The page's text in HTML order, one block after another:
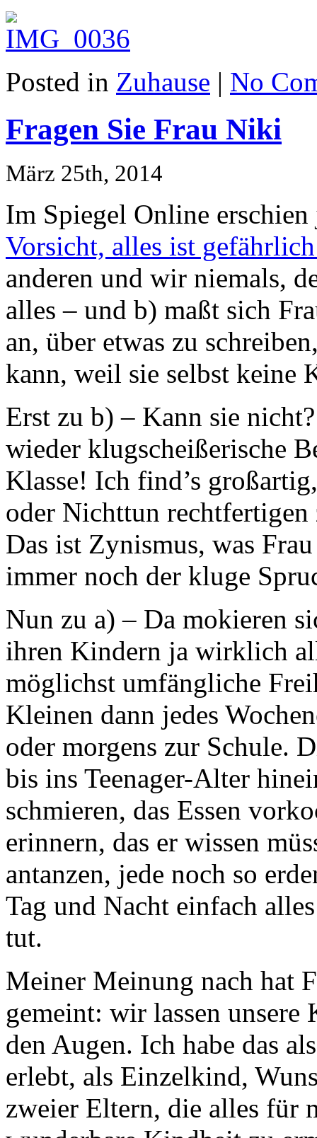
Posted in Zuhause | No
Fragen Sie Frau Niki
März 25th, 2014
Im Spiegel Online
Vorsicht, alles ist
anderen und wir niemals,
alles – und b) maßt sich
an, über etwas zu
kann, weil sie selbst keine
Erst zu b) – Kann sie
wieder klugscheißerische
Klasse! Ich find’s
oder Nichttun
Das ist Zynismus, was
immer noch der kluge
Nun zu a) – Da mokieren
ihren Kindern ja wirklich
möglichst umfängliche
Kleinen dann jedes
oder morgens zur Schule.
bis ins Teenager-Alter
schmieren, das Essen
erinnern, das er wissen
antanzen, jede noch so
Tag und Nacht einfach
tut.
Meiner Meinung nach hat
gemeint: wir lassen
den Augen. Ich habe das
erlebt, als Einzelkind,
zweier Eltern, die alles für